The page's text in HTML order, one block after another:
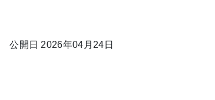
公開日 2026年04月24日